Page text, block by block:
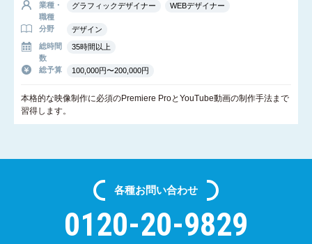
業種・
職種
グラフィックデザイナー WEBデザイナー
分野
デザイン
総時間
数
35時間以上
総予算 100,000円〜200,000円
本格的な映像制作に必須のPremiere ProとYouTube動画の制作手法まで
習得します。
各種お問い合わせ
0120-20-9829